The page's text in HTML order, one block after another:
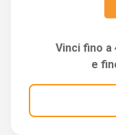
Vinci fino a
e